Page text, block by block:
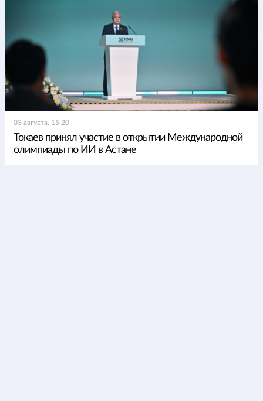
03 августа, 15:20
Токаев принял участие в открытии Международной
олимпиады по ИИ в Астане